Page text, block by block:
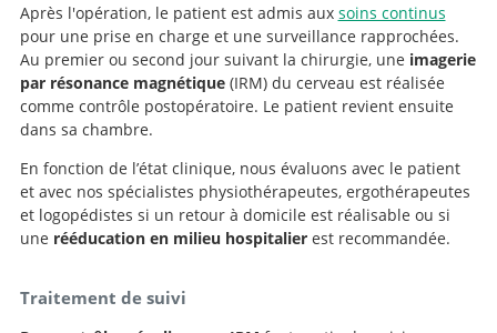
Après l'opération, le patient est admis aux soins continus
pour une prise en charge et une surveillance rapprochées.
Au premier ou second jour suivant la chirurgie, une imagerie
par résonance magnétique(IRM) du cerveau est réalisée
comme contrôle postopératoire. Le patient revient ensuite
dans sa chambre.
En fonction de l’état clinique, nous évaluons avec le patient
et avec nos spécialistes physiothérapeutes, ergothérapeutes
et logopédistes si un retour à domicile est réalisable ou si
une rééducation en milieu hospitalierest recommandée.
Traitement de suivi